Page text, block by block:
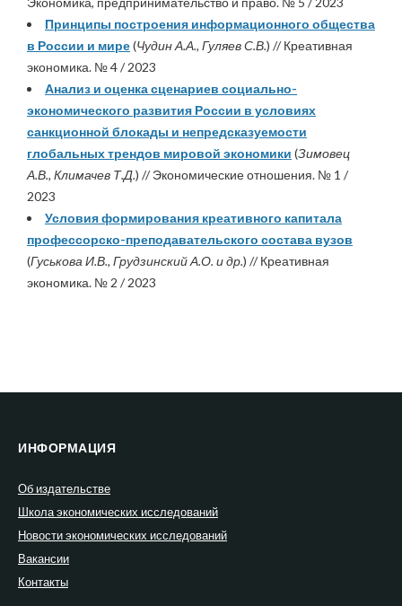
Принципы построения информационного общества
в России и мире(Чудин А.А., Гуляев С.В.) // Креативная
экономика. № 4 / 2023
Анализ и оценка сценариев социально-
экономического развития России в условиях
санкционной блокады и непредсказуемости
глобальных трендов мировой экономики (Зимовец
А.В., Климачев Т.Д.) // Экономические отношения. № 1 /
2023
Условия формирования креативного капитала
профессорско-преподавательского состава вузов
(Гуськова И.В., Грудзинский А.О. и др.) // Креативная
экономика. № 2 / 2023
ИНФОРМАЦИЯ
Об издательстве
Школа экономических исследований
Новости экономических исследований
Вакансии
Контакты